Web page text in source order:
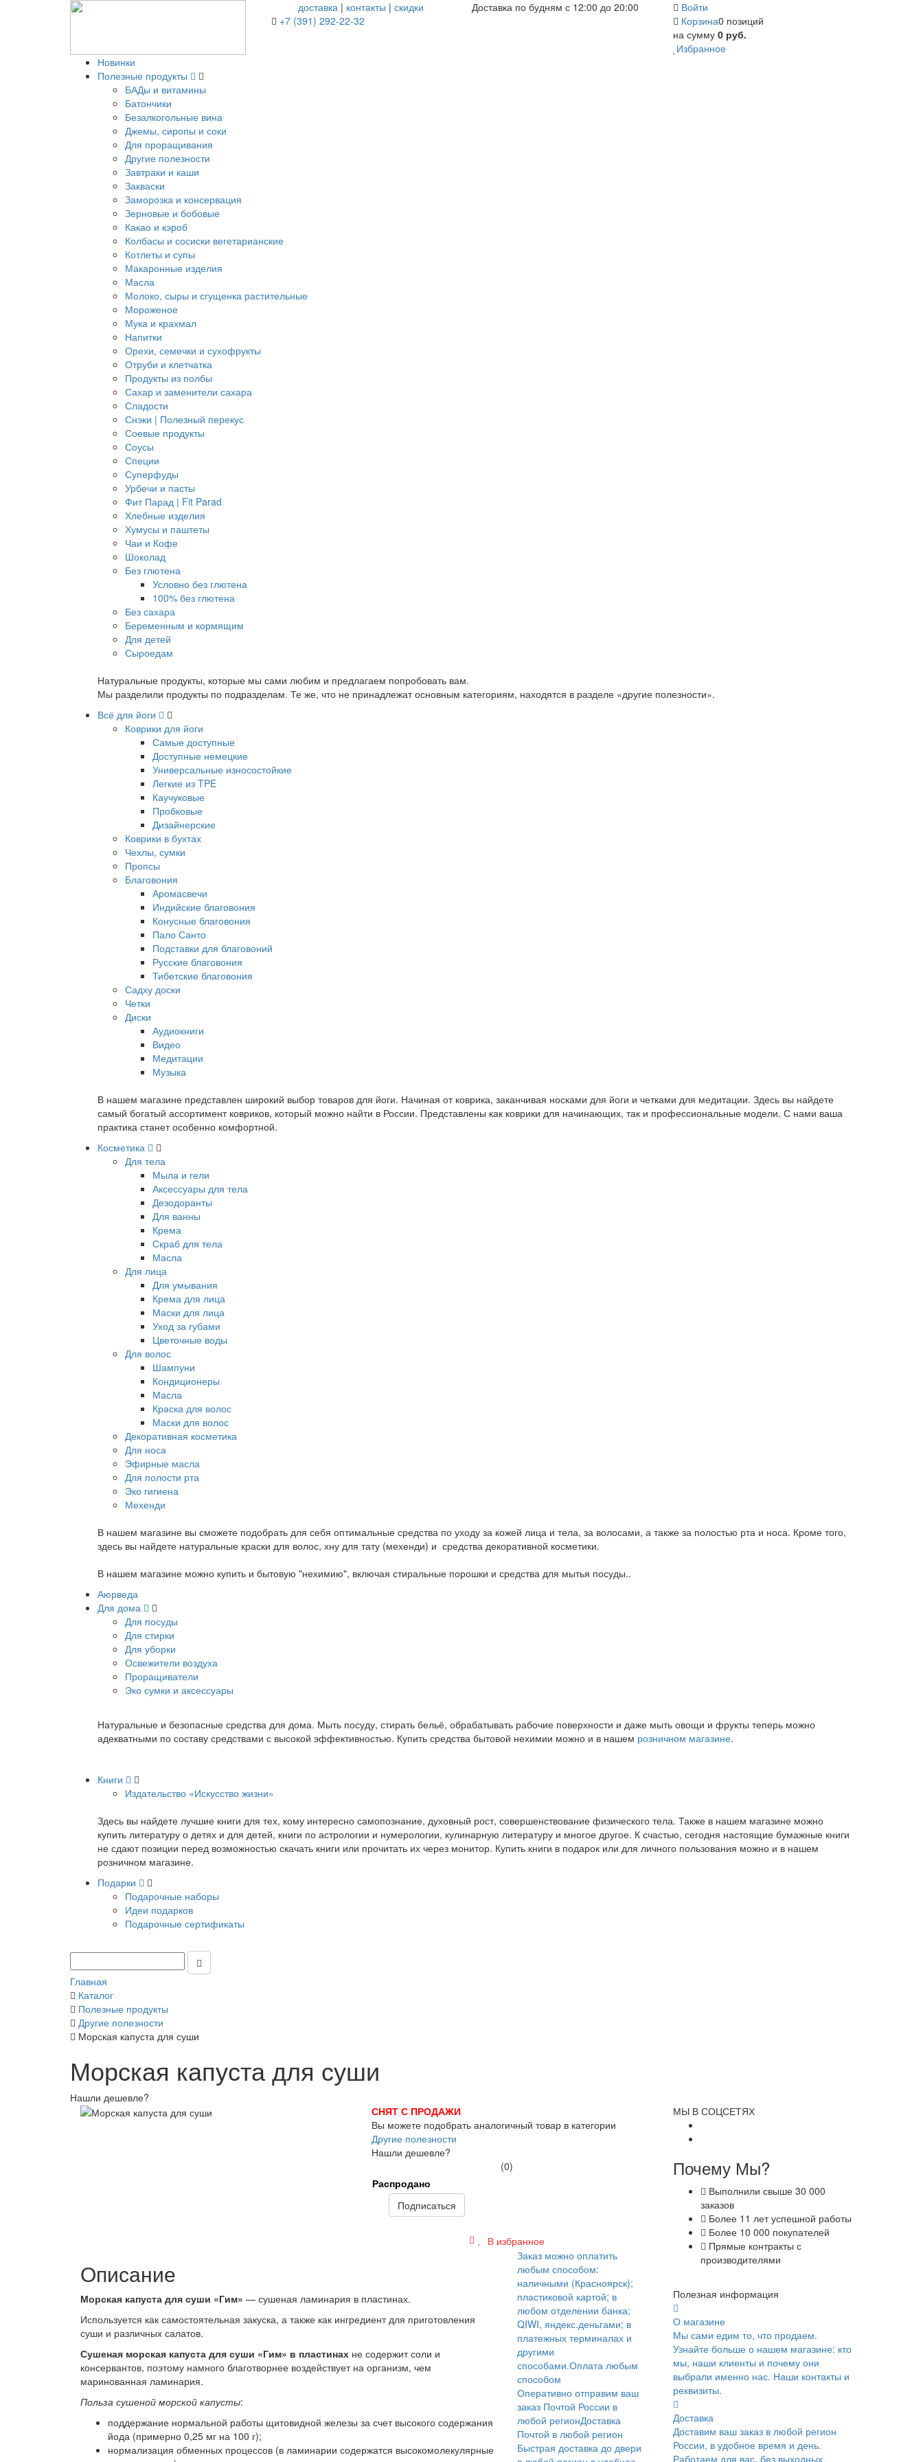
доставка | контакты |скидки
+7 (391) 292-22-32
Доставка по будням с 12:00 до 20:00
Войти
Корзина0 позиций
на сумму 0 руб.
Избранное
Новинки
Полезные продукты
БАДы и витамины
Батончики
Безалкогольные вина
Джемы, сиропы и соки
Для проращивания
Другие полезности
Завтраки и каши
Закваски
Заморозка и консервация
Зерновые и бобовые
Какао и кэроб
Колбасы и сосиски вегетарианские
Котлеты и супы
Макаронные изделия
Масла
Молоко, сыры и сгущенка растительные
Мороженое
Мука и крахмал
Напитки
Орехи, семечки и сухофрукты
Отруби и клетчатка
Продукты из полбы
Сахар и заменители сахара
Сладости
Снэки | Полезный перекус
Соевые продукты
Соусы
Специи
Суперфуды
Урбечи и пасты
Фит Парад | Fit Parad
Хлебные изделия
Хумусы и паштеты
Чаи и Кофе
Шоколад
Без глютена
Условно без глютена
100% без глютена
Без сахара
Беременным и кормящим
Для детей
Сыроедам
Натуральные продукты, которые мы сами любим и предлагаем попробовать вам.
Мы разделили продукты по подразделам. Те же, что не принадлежат основным категориям, находятся в разделе «другие полезности».
Всё для йоги
Коврики для йоги
Самые доступные
Доступные немецкие
Универсальные износостойкие
Легкие из TPE
Каучуковые
Пробковые
Дизайнерские
Коврики в бухтах
Чехлы, сумки
Пропсы
Благовония
Аромасвечи
Индийские благовония
Конусные благовония
Пало Санто
Подставки для благовоний
Русские благовония
Тибетские благовония
Садху доски
Четки
Диски
Аудиокниги
Видео
Медитации
Музыка
В нашем магазине представлен широкий выбор товаров для йоги. Начиная от коврика, заканчивая носками для йоги и четками для медитации. Здесь вы найдете
самый богатый ассортимент ковриков, который можно найти в России. Представлены как коврики для начинающих, так и профессиональные модели. С нами ваша
практика станет особенно комфортной.
Косметика
Для тела
Мыла и гели
Аксессуары для тела
Дезодоранты
Для ванны
Крема
Скраб для тела
Масла
Для лица
Для умывания
Крема для лица
Маски для лица
Уход за губами
Цветочные воды
Для волос
Шампуни
Кондиционеры
Масла
Краска для волос
Маски для волос
Декоративная косметика
Для носа
Эфирные масла
Для полости рта
Эко гигиена
Мехенди
В нашем магазине вы сможете подобрать для себя оптимальные средства по уходу за кожей лица и тела, за волосами, а также за полостью рта и носа. Кроме того,
здесь вы найдете натуральные краски для волос, хну для тату (мехенди) и средства декоративной косметики.
В нашем магазине можно купить и бытовую "нехимию", включая стиральные порошки и средства для мытья посуды..
Аюрведа
Для дома
Для посуды
Для стирки
Для уборки
Освежители воздуха
Проращиватели
Эко сумки и аксессуары
Натуральные и безопасные средства для дома. Мыть посуду, стирать бельё, обрабатывать рабочие поверхности и даже мыть овощи и фрукты теперь можно
адекватными по составу средствами с высокой эффективностью. Купить средства бытовой нехимии можно и в нашем розничном магазине.
Книги
Издательство «Искусство жизни»
Здесь вы найдете лучшие книги для тех, кому интересно самопознание, духовный рост, совершенствование физического тела. Также в нашем магазине можно
купить литературу о детях и для детей, книги по астрологии и нумерологии, кулинарную литературу и многое другое. К счастью, сегодня настоящие бумажные книги
не сдают позиции перед возможностью скачать книги или прочитать их через монитор. Купить книги в подарок или для личного пользования можно и в нашем
розничном магазине.
Подарки
Подарочные наборы
Идеи подарков
Подарочные сертификаты
Главная
Каталог
Полезные продукты
Другие полезности
Морская капуста для суши
Морская капуста для суши
Нашли дешевле?
СНЯТ С ПРОДАЖИ
Вы можете подобрать аналогичный товар в категории
Другие полезности
Нашли дешевле?
(0)
Распродано
Подписаться
В избранное
Описание
Морская капуста для суши «Гим» — сушеная ламинария в пластинах.
Используется как самостоятельная закуска, а также как ингредиент для приготовления
суши и различных салатов.
Сушеная морская капуста для суши «Гим» в пластинах не содержит соли и
консервантов, поэтому намного благотворнее воздействует на организм, чем
маринованная ламинария.
Польза сушеной морской капусты:
поддержание нормальной работы щитовидной железы за счет высокого содержания
йода (примерно 0,25 мг на 100 г);
нормализация обменных процессов (в ламинарии содержатся высокомолекулярные
Заказ можно оплатить
любым способом:
наличными (Красноярск);
пластиковой картой; в
любом отделении банка;
QIWI, яндекс.деньгами; в
платежных терминалах и
другими
способами.Оплата любым
способом
Оперативно отправим ваш
заказ Почтой России в
любой регионДоставка
Почтой в любой регион
Быстрая доставка до двери
МЫ В СОЦСЕТЯХ
Почему Мы?
Выполнили свыше 30 000
заказов
Более 11 лет успешной работы
Более 10 000 покупателей
Прямые контракты с
производителями
Полезная информация
О магазине
Мы сами едим то, что продаем.
Узнайте больше о нашем магазине: кто
мы, наши клиенты и почему они
выбрали именно нас. Наши контакты и
реквизиты.
Доставка
Доставим ваш заказ в любой регион
России, в удобное время и день.
Работаем для вас, без выходных.